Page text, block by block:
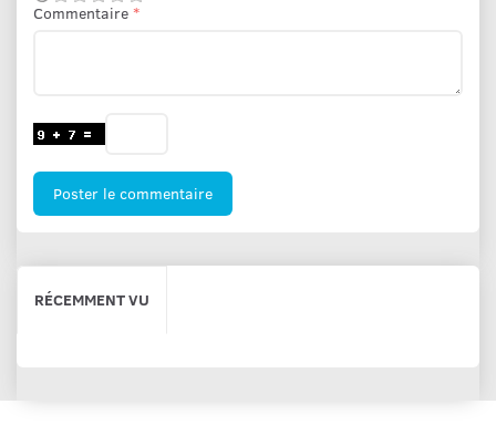
Commentaire
Poster le commentaire
RÉCEMMENT VU